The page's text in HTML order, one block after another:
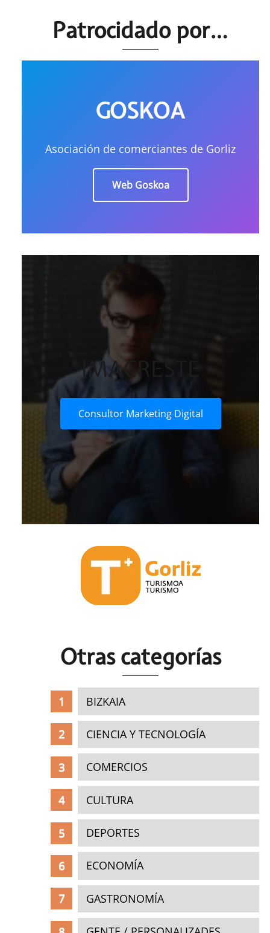
Patrocidado por…
GOSKOA
Asociación de comerciantes de Gorliz
Web Goskoa
IMACRESTE
Consultor Marketing Digital
Otras categorías
BIZKAIA
CIENCIA Y TECNOLOGÍA
COMERCIOS
CULTURA
DEPORTES
ECONOMÍA
GASTRONOMÍA